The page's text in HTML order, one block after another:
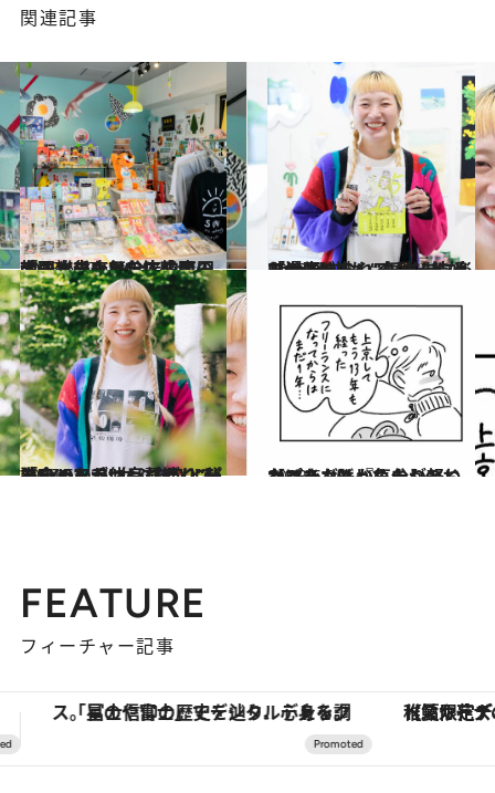
関連記事
2023.6.17
「弘大のような店内で、 韓国へ来た気分に」高円寺の雑貨店PKPで韓国のアートシーンを体感せよ！
旅＆お出かけ 2023.6.9
「女2人でも、気ままに楽しく生きられるんだよ」kameが描く“恋愛、結婚だけじゃない”ルームシェア漫画
カルチャー
2023.6.9
「EXOのファン繋がりで出会った」“女ふたりとパステル三毛いっぴき”ルームシェアが仲良く続く“秘訣”
カルチャー 2023.6.9
【マンガ】『ふたりといっぴき、はじめました。』なんか気分が軽くなった…ぼっちゃんのおかげ？
カルチャー
FEATURE
フィーチャー記事
【夏限定ディナーコース】旬を迎える稚鮎や花ズッキーニなどをイタリア・トスカーナの郷土料理の手法で満喫！ ヴァシュロン・コンスタンタ